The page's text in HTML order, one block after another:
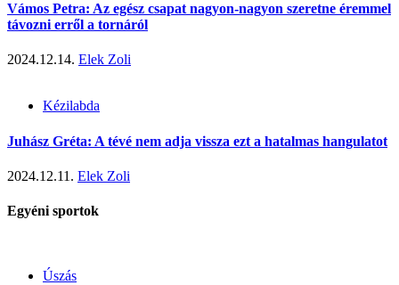
Vámos Petra: Az egész csapat nagyon-nagyon szeretne éremmel
távozni erről a tornáról
2024.12.14. Elek Zoli
Kézilabda
Juhász Gréta: A tévé nem adja vissza ezt a hatalmas hangulatot
2024.12.11. Elek Zoli
Egyéni sportok
Úszás